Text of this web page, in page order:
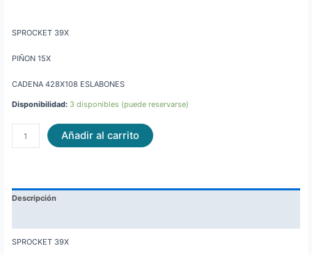
SPROCKET 39X
PIÑON 15X
CADENA 428X108 ESLABONES
Disponibilidad: 3 disponibles (puede reservarse)
Añadir al carrito
Descripción
SPROCKET 39X